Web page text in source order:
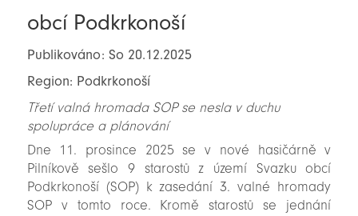
obcí Podkrkonoší
Publikováno: So 20.12.2025
Region: Podkrkonoší
Třetí valná hromada SOP se nesla v duchu
spolupráce a plánování
Dne 11. prosince 2025 se v nové hasičárně v
Pilníkově sešlo 9 starostů z území Svazku obcí
Podkrkonoší (SOP) k zasedání 3. valné hromady
SOP v tomto roce. Kromě starostů se jednání